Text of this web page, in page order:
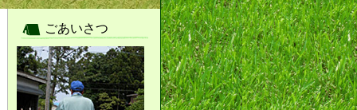
ごあいさつ